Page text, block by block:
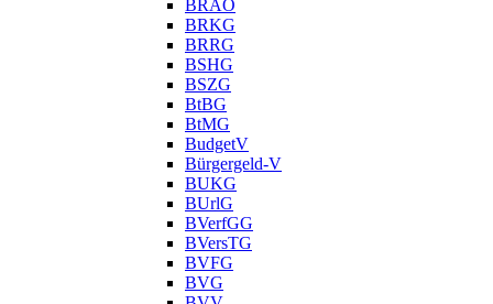
BRAO
BRKG
BRRG
BSHG
BSZG
BtBG
BtMG
BudgetV
Bürgergeld-V
BUKG
BUrlG
BVerfGG
BVersTG
BVFG
BVG